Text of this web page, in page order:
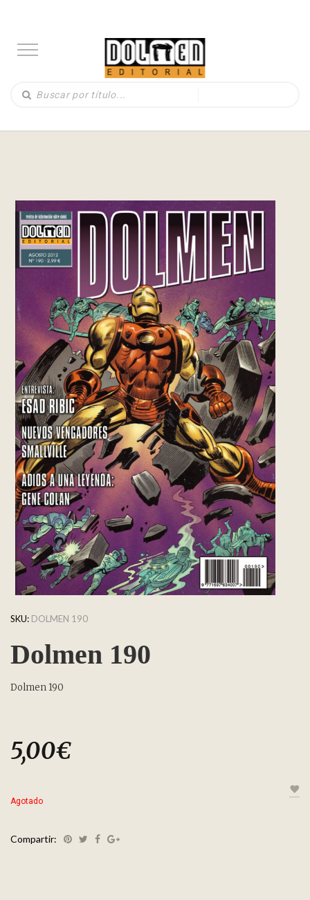
SKU: DOLMEN 190
Dolmen 190
Dolmen 190
5,00€
Agotado
Compartir: